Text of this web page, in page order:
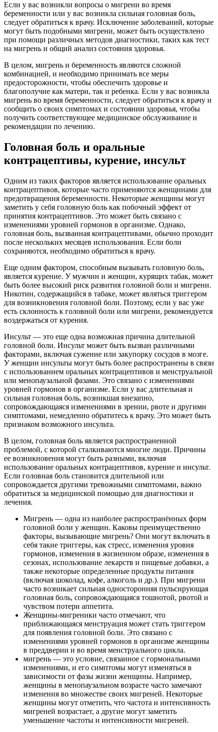
Если у вас возникли вопросы о мигрени во время
беременности или у вас возникла сильная головная боль,
следует обратиться к врачу. Исключение заболеваний, которые
могут быть подобными мигрени, может быть осуществлено
при помощи различных методов диагностики, таких как тест
на мигрень и общий анализ состояния здоровья.
В целом, мигрень и беременность являются сложной
комбинацией, и необходимо принимать все меры
предосторожности, чтобы обеспечить здоровье и
благополучие как матери, так и ребенка. Если у вас возникла
мигрень во время беременности, следует обратиться к врачу и
сообщить о своих симптомах и состоянии здоровья, чтобы
получить соответствующее медицинское обслуживание и
рекомендации по лечению.
Головная боль и оральные
контрацептивы, курение, инсульт
Одним из таких факторов является использование оральных
контрацептивов, которые часто применяются женщинами для
предотвращения беременности. Некоторые женщины могут
заметить у себя головную боль как побочный эффект от
принятия контрацептивов. Это может быть связано с
изменениями уровней гормонов в организме. Однако,
головная боль, вызванная контрацептивами, обычно проходит
после нескольких месяцев использования. Если боли
сохраняются, необходимо обратиться к врачу.
Еще одним фактором, способным вызывать головную боль,
является курение. У мужчин и женщин, курящих табак, может
быть более высокий риск развития головной боли и мигрени.
Никотин, содержащийся в табаке, может являться триггером
для возникновения головной боли. Поэтому, если у вас уже
есть склонность к головной боли или мигрени, рекомендуется
воздержаться от курения.
Инсульт — это еще одна возможная причина длительной
головной боли. Инсульт может быть вызван различными
факторами, включая сужение или закупорку сосудов в мозге.
У женщин инсульты могут быть более распространены в связи
с использованием оральных контрацептивов и менструальной
или менопаузальной фазами. Это связано с изменениями
уровней гормонов в организме. Если у вас длительная и
сильная головная боль, возникшая внезапно,
сопровождающаяся изменениями в зрении, рвоте и другими
симптомами, немедленно обратитесь к врачу. Это может быть
признаком возможного инсульта.
В целом, головная боль является распространенной
проблемой, с которой сталкиваются многие люди. Причины
ее возникновения могут быть разными, включая
использование оральных контрацептивов, курение и инсульт.
Если головная боль становится длительной или
сопровождается другими тревожными симптомами, важно
обратиться за медицинской помощью для диагностики и
лечения.
Мигрень — одна из наиболее распространённых форм
головной боли у женщин. Каковы преимущественно
факторы, вызывающие мигрень? Они могут включать в
себя такие триггеры, как стресс, изменения уровня
гормонов, изменения в жизненном образе, изменения в
сезонах, использование лекарств и пищевые добавки, а
также некоторые определенные продукты питания
(включая шоколад, кофе, алкоголь и др.). При мигрени
часто возникает сильная односторонняя пульсирующая
головная боль, сопровождающаяся тошнотой, рвотой и
чувством потери аппетита.
Женщины-мигреники часто отмечают, что
приближающаяся менструация может стать триггером
для появления головной боли. Это связано с
изменениями уровней гормонов в организме женщины
в преддверии и во время менструального цикла.
мигрень — это условие, связанное с гормональными
изменениями, и его симптомы могут изменяться в
зависимости от фазы жизни женщины. Например,
женщины в менопаузальном возрасте часто замечают
изменения во множестве своих мигреней. Некоторые
женщины могут отметить, что частота и интенсивность
мигреней возрастает, а другие могут заметить
уменьшение частоты и интенсивности мигреней.